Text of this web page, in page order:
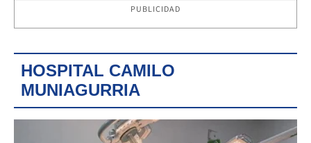
PUBLICIDAD
HOSPITAL CAMILO
MUNIAGURRIA